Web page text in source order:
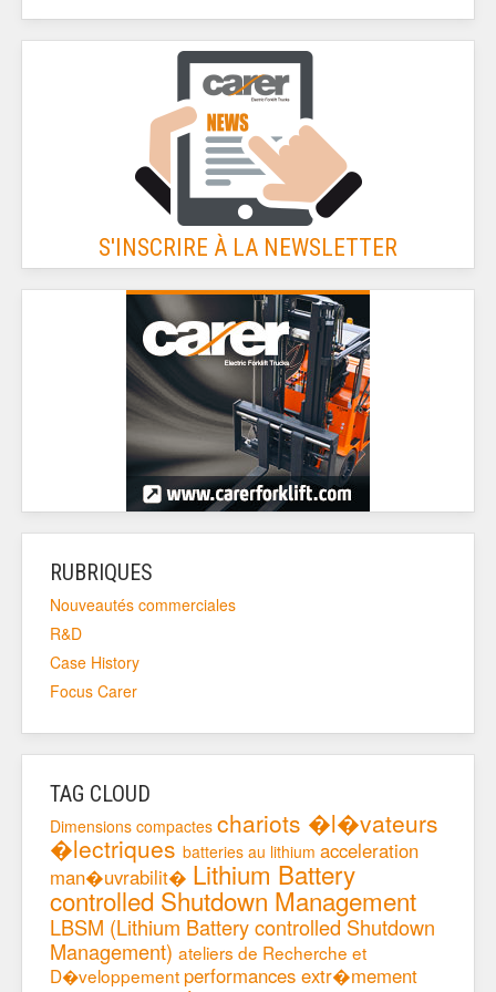
S'INSCRIRE À LA NEWSLETTER
RUBRIQUES
Nouveautés commerciales
R&D
Case History
Focus Carer
TAG CLOUD
Dimensions compactes chariots �l�vateurs
�lectriques batteries au lithium acceleration
man�uvrabilit� Lithium Battery
controlled Shutdown Management
LBSM (Lithium Battery controlled Shutdown
Management) ateliers de Recherche et
D�veloppement performances extr�mement